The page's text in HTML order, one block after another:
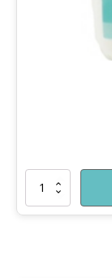
Katoenen
aantal